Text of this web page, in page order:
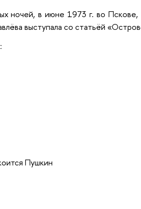
ночей, в июне 1973 г. во Пскове,
выступала со статьёй
Пушкин